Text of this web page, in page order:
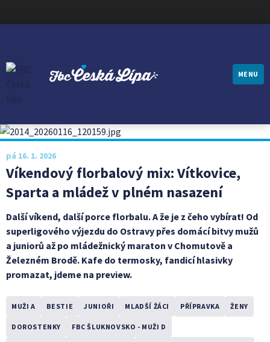
FBC ČESKÁ LÍPA
MENU
pá 16. 1. 2026
Víkendový florbalový mix: Vítkovice,
Sparta a mládež v plném nasazení
Další víkend, další porce florbalu. A že je z čeho vybírat! Od
superligového výjezdu do Ostravy přes domácí bitvy mužů
a juniorů až po mládežnický maraton v Chomutově a
Železném Brodě. Kafe do termosky, fandicí hlasivky
promazat, jdeme na preview.
MUŽI A BESTIE JUNIOŘI MLADŠÍ ŽÁCI PŘÍPRAVKA ŽENY
DOROSTENKY FBC ŠLUKNOVSKO - MUŽI D